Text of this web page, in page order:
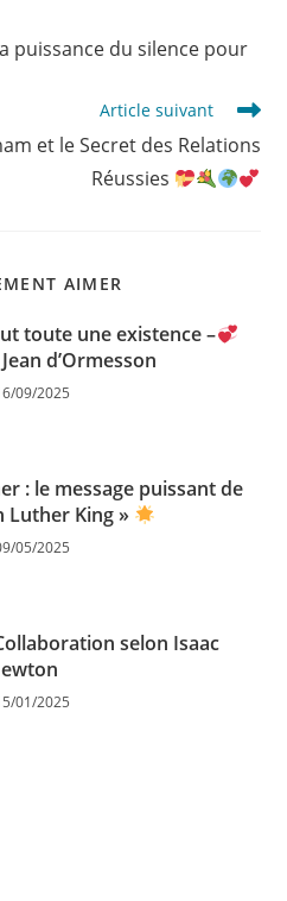
puissance du silence pour
Article suivant
et le Secret des Relations
Réussies
AIMER
toute une existence –
d’Ormesson
09/2025
: le message puissant de
Luther King »
05/2025
selon Isaac
01/2025